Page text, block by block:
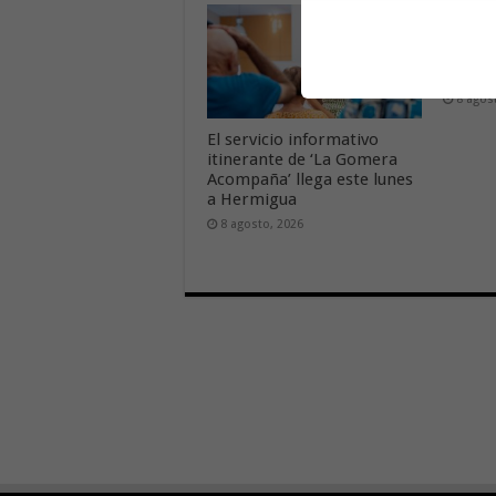
El servicio informativo
itinerante de ‘La Gomera
Acompaña’ llega este lunes
a Hermigua
8 agosto, 2026
8